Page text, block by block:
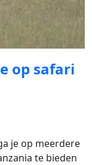
op safari
je op meerdere
te bieden